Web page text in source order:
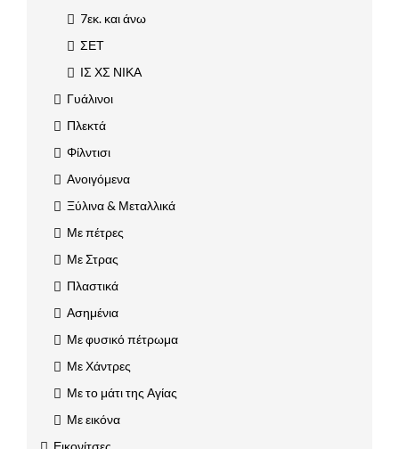
7εκ. και άνω
ΣΕΤ
ΙΣ ΧΣ ΝΙΚΑ
Γυάλινοι
Πλεκτά
Φίλντισι
Ανοιγόμενα
Ξύλινα & Μεταλλικά
Με πέτρες
Με Στρας
Πλαστικά
Ασημένια
Με φυσικό πέτρωμα
Με Χάντρες
Με το μάτι της Αγίας
Με εικόνα
Εικονίτσες